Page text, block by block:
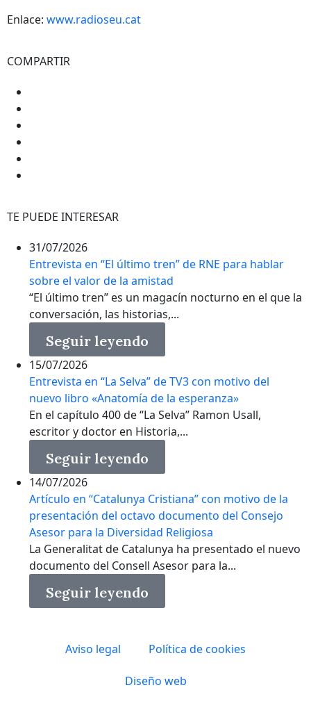
Enlace: www.radioseu.cat
COMPARTIR
TE PUEDE INTERESAR
31/07/2026
Entrevista en “El último tren” de RNE para hablar
sobre el valor de la amistad
“El último tren” es un magacín nocturno en el que la
conversación, las historias,...
Seguir leyendo
15/07/2026
Entrevista en “La Selva” de TV3 con motivo del
nuevo libro «Anatomía de la esperanza»
En el capítulo 400 de “La Selva” Ramon Usall,
escritor y doctor en Historia,...
Seguir leyendo
14/07/2026
Artículo en “Catalunya Cristiana” con motivo de la
presentación del octavo documento del Consejo
Asesor para la Diversidad Religiosa
La Generalitat de Catalunya ha presentado el nuevo
documento del Consell Asesor para la...
Seguir leyendo
Aviso legal Política de cookies
Diseño web